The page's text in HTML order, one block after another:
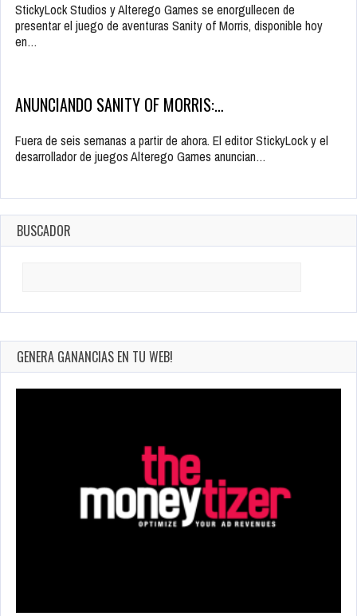
StickyLock Studios y Alterego Games se enorgullecen de
presentar el juego de aventuras Sanity of Morris, disponible hoy
en…
ANUNCIANDO SANITY OF MORRIS:…
Fuera de seis semanas a partir de ahora. El editor StickyLock y el
desarrollador de juegos Alterego Games anuncian…
BUSCADOR
GENERA GANANCIAS EN TU WEB!